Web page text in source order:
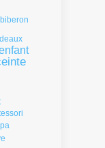
biberon